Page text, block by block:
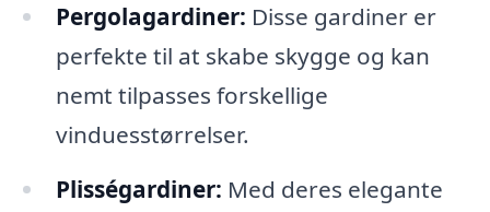
Pergolagardiner: Disse gardiner er
perfekte til at skabe skygge og kan
nemt tilpasses forskellige
vinduesstørrelser.
Plisségardiner: Med deres elegante